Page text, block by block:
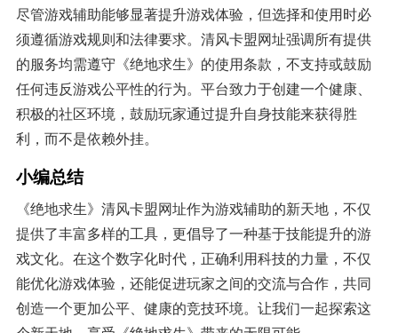
尽管游戏辅助能够显著提升游戏体验，但选择和使用时必
须遵循游戏规则和法律要求。清风卡盟网址强调所有提供
的服务均需遵守《绝地求生》的使用条款，不支持或鼓励
任何违反游戏公平性的行为。平台致力于创建一个健康、
积极的社区环境，鼓励玩家通过提升自身技能来获得胜
利，而不是依赖外挂。
小编总结
《绝地求生》清风卡盟网址作为游戏辅助的新天地，不仅
提供了丰富多样的工具，更倡导了一种基于技能提升的游
戏文化。在这个数字化时代，正确利用科技的力量，不仅
能优化游戏体验，还能促进玩家之间的交流与合作，共同
创造一个更加公平、健康的竞技环境。让我们一起探索这